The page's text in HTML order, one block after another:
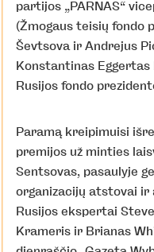
partijos „PARNAS“
(Žmogaus teisių fondo
Ševtsova ir Andrejus
Konstantinas
Rusijos fondo
Paramą kreipimuisi
premijos už minties
Sentsovas, pasaulyje
organizacijų atstovai
Rusijos ekspertai
Krameris ir Brianas